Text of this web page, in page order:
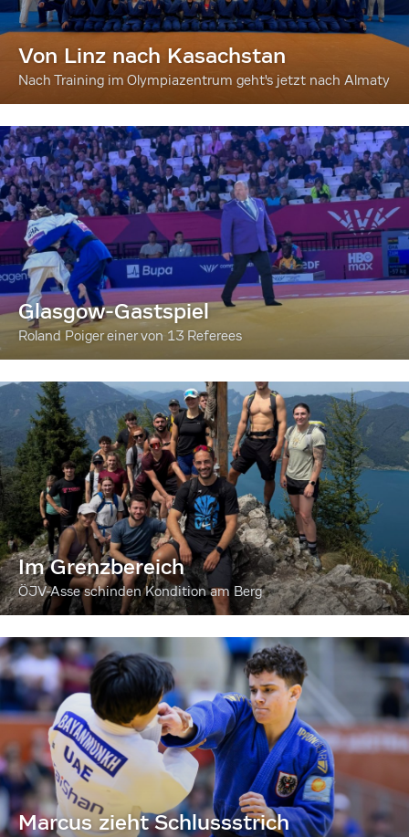
Von Linz nach Kasachstan
Nach Training im Olympiazentrum geht's jetzt nach Almaty
Glasgow-Gastspiel
Roland Poiger einer von 13 Referees
Im Grenzbereich
ÖJV-Asse schinden Kondition am Berg
Marcus zieht Schlussstrich